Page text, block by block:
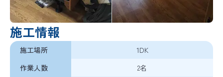
施工情報
施工場所
作業人数
1DK
2名